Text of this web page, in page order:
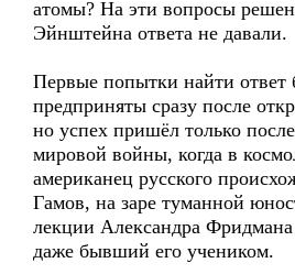
атомы? На эти вопросы
Эйнштейна ответа не давали.
Первые попытки найти ответ
предприняты сразу после
но успех пришёл только
мировой войны, когда в
американец русского
Гамов, на заре туманной
лекции Александра
даже бывший его учеником.